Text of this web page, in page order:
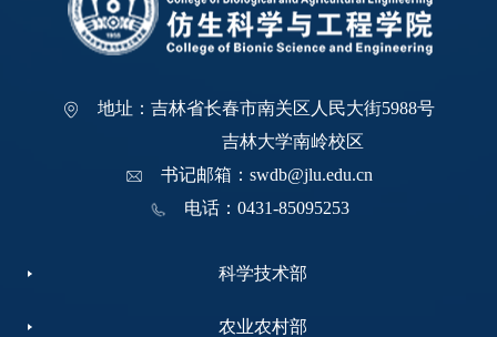
地址：吉林省长春市南关区人民大街5988号
吉林大学南岭校区
书记邮箱：swdb@jlu.edu.cn
电话：0431-85095253
科学技术部
农业农村部